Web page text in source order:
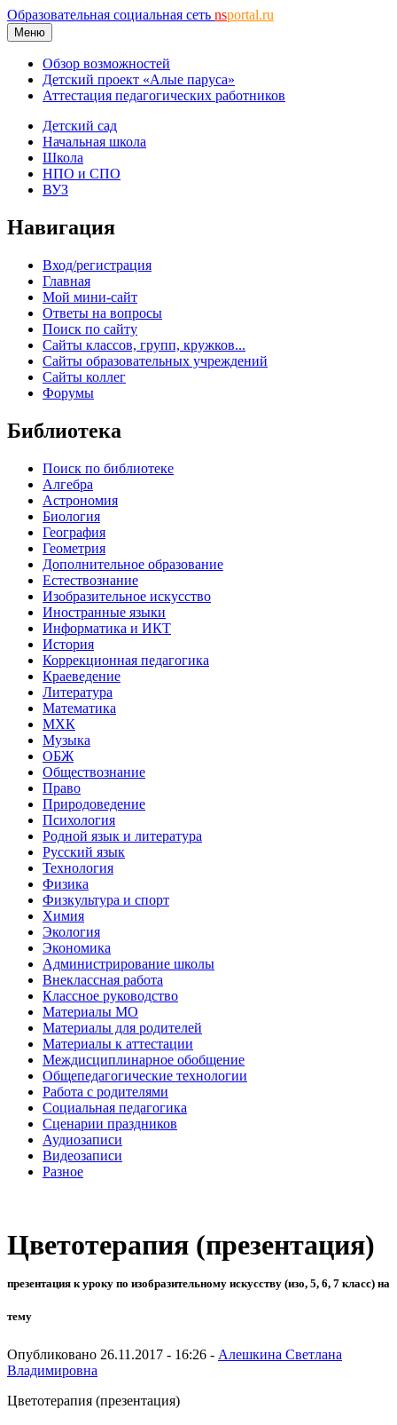
Образовательная социальная сеть nsportal.ru
Меню
Обзор возможностей
Детский проект «Алые паруса»
Аттестация педагогических работников
Детский сад
Начальная школа
Школа
НПО и СПО
ВУЗ
Навигация
Вход/регистрация
Главная
Мой мини-сайт
Ответы на вопросы
Поиск по сайту
Сайты классов, групп, кружков...
Сайты образовательных учреждений
Сайты коллег
Форумы
Библиотека
Поиск по библиотеке
Алгебра
Астрономия
Биология
География
Геометрия
Дополнительное образование
Естествознание
Изобразительное искусство
Иностранные языки
Информатика и ИКТ
История
Коррекционная педагогика
Краеведение
Литература
Математика
МХК
Музыка
ОБЖ
Обществознание
Право
Природоведение
Психология
Родной язык и литература
Русский язык
Технология
Физика
Физкультура и спорт
Химия
Экология
Экономика
Администрирование школы
Внеклассная работа
Классное руководство
Материалы МО
Материалы для родителей
Материалы к аттестации
Междисциплинарное обобщение
Общепедагогические технологии
Работа с родителями
Социальная педагогика
Сценарии праздников
Аудиозаписи
Видеозаписи
Разное
Цветотерапия (презентация)
презентация к уроку по изобразительному искусству (изо, 5, 6, 7 класс) на
тему
Опубликовано 26.11.2017 - 16:26 - Алешкина Светлана
Владимировна
Цветотерапия (презентация)